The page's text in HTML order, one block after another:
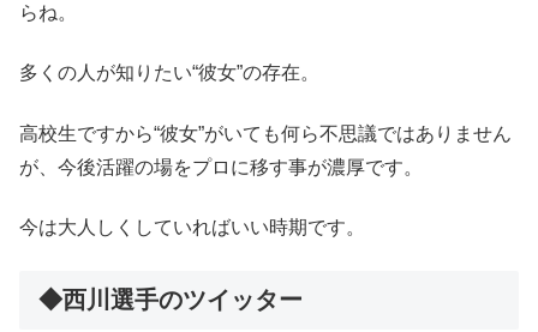
らね。
多くの人が知りたい“彼女”の存在。
高校生ですから“彼女”がいても何ら不思議ではありません
が、今後活躍の場をプロに移す事が濃厚です。
今は大人しくしていればいい時期です。
◆西川選手のツイッター